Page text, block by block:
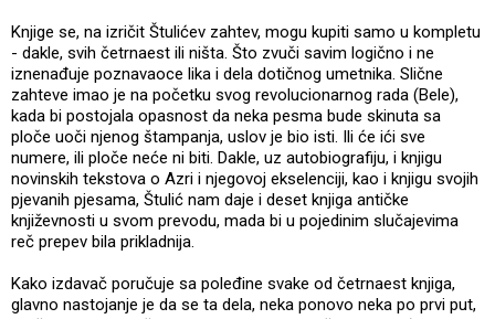
Knjige se, na izričit Štulićev zahtev, mogu kupiti samo u kompletu
- dakle, svih četrnaest ili ništa. Što zvuči savim logično i ne
iznenađuje poznavaoce lika i dela dotičnog umetnika. Slične
zahteve imao je na početku svog revolucionarnog rada (Bele),
kada bi postojala opasnost da neka pesma bude skinuta sa
ploče uoči njenog štampanja, uslov je bio isti. Ili će ići sve
numere, ili ploče neće ni biti. Dakle, uz autobiografiju, i knjigu
novinskih tekstova o Azri i njegovoj ekselenciji, kao i knjigu svojih
pjevanih pjesama, Štulić nam daje i deset knjiga antičke
književnosti u svom prevodu, mada bi u pojedinim slučajevima
reč prepev bila prikladnija.
Kako izdavač poručuje sa poleđine svake od četrnaest knjiga,
glavno nastojanje je da se ta dela, neka ponovo neka po prvi put,